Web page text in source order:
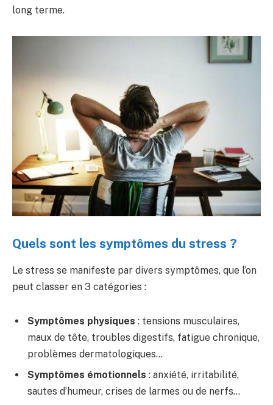
long terme.
Quels sont les symptômes du stress ?
Le stress se manifeste par divers symptômes, que l’on
peut classer en 3 catégories :
Symptômes physiques : tensions musculaires,
maux de tête, troubles digestifs, fatigue chronique,
problèmes dermatologiques…
Symptômes émotionnels : anxiété, irritabilité,
sautes d’humeur, crises de larmes ou de nerfs…